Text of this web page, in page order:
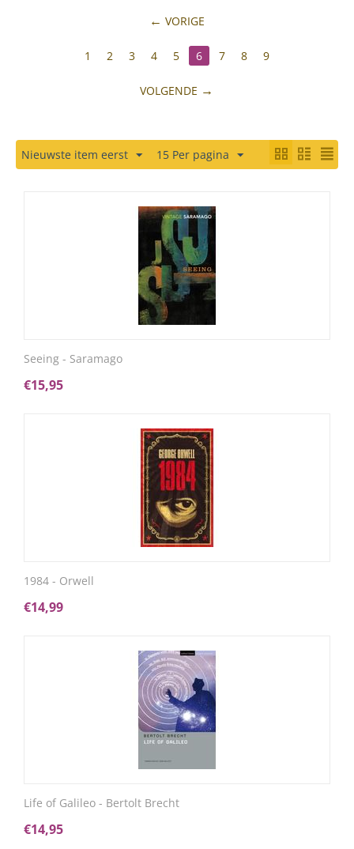
VORIGE
1 2 3 4 5 6 7 8 9
VOLGENDE
Nieuwste item eerst 15 Per pagina
Seeing - Saramago
€15,95
1984 - Orwell
€14,99
Life of Galileo - Bertolt Brecht
€14,95